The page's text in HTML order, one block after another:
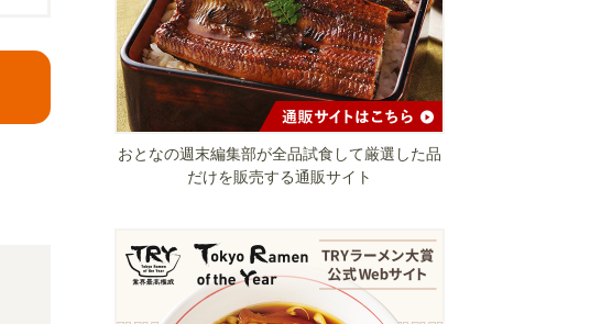
おとなの週末編集部が全品試食して厳選した品
だけを販売する通販サイト